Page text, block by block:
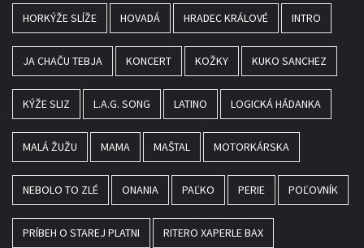
HORKÝŽE SLÍŽE HOVADÁ HRADEC KRÁLOVÉ INTRO
JA CHAČU TEBJA KONCERT KOŽKY KUKO SANCHEZ
KÝŽE SLIZ L.A.G. SONG LATINO LOGICKÁ HÁDANKA
MALÁ ŽUŽU MAMA MAŠTAL MOTORKÁRSKA
NEBOLO TO ZLÉ ONANIA PAĽKO PERIE POĽOVNÍK
PRÍBEH O STAREJ PLATNI RITERO XAPERLE BAX